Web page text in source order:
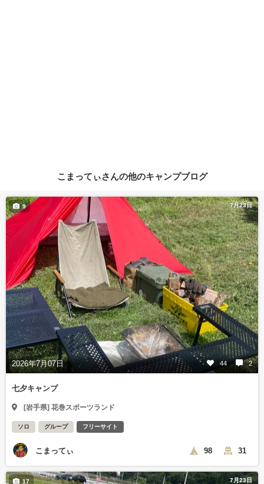
こまってぃさんの他のキャンプブログ
7月23日
2026年7月07日 44 2
9
七夕キャンプ
[岩手県] 花巻スポーツランド
ソロ グループ フリーサイト
こまってぃ 98 31
7月23日
17